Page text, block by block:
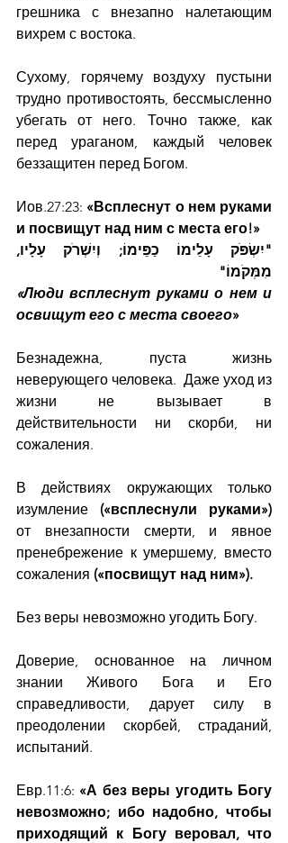
грешника с внезапно налетающим
вихрем с востока.
Сухому, горячему воздуху пустыни
трудно противостоять, бессмысленно
убегать от него. Точно также, как
перед ураганом, каждый человек
беззащитен перед Богом.
Иов.27:23: «Всплеснут о нем руками
и посвищут над ним с места его!»
מִמְּקֹמוֹ"
«Люди всплеснут руками о нем и
освищут его с места своего»
Безнадежна, пуста жизнь
неверующего человека.  Даже уход из
жизни не вызывает в
действительности ни скорби, ни
сожаления.
В действиях окружающих только
изумление («всплеснули руками»)
от внезапности смерти, и явное
пренебрежение к умершему, вместо
сожаления («посвищут над ним»).
Без веры невозможно угодить Богу.
Доверие, основанное на личном
знании Живого Бога и Его
справедливости, дарует силу в
преодолении скорбей, страданий,
испытаний.
Евр.11:6: «А без веры угодить Богу
невозможно; ибо надобно, чтобы
приходящий к Богу веровал, что